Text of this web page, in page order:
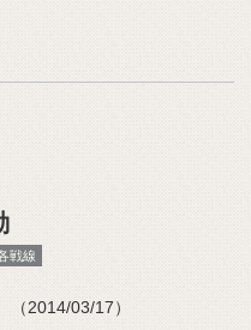
戦線
2014/03/17）